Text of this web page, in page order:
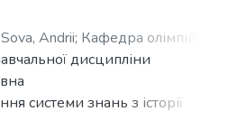
Sova, Andrii; Кафедра олімпійської
дисципліни
системи знань з історії
від